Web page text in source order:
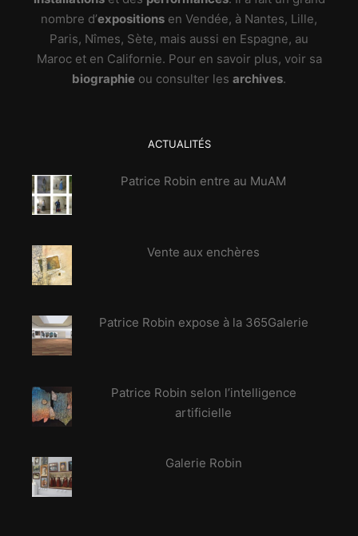
nombre d’expositions en Vendée, à Nantes, Lille,
Paris, Nîmes, Sète, mais aussi en Espagne, au
Maroc et en Californie. Pour en savoir plus, voir sa
biographie ou consulter les archives.
ACTUALITÉS
Patrice Robin entre au MuAM
Vente aux enchères
Patrice Robin expose à la 365Galerie
Patrice Robin selon l’intelligence
artificielle
Galerie Robin